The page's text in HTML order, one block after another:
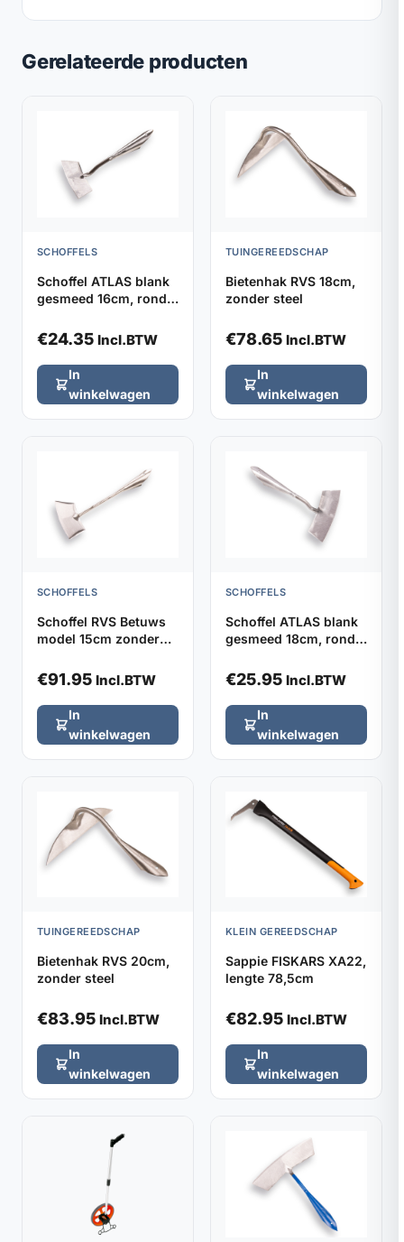
Gerelateerde producten
SCHOFFELS
Schoffel ATLAS blank
gesmeed 16cm, rond
€24.35 Incl.BTW
In
winkelwagen
TUINGEREEDSCHAP
Bietenhak RVS 18cm,
zonder steel
€78.65 Incl.BTW
In
winkelwagen
SCHOFFELS
Schoffel RVS Betuws
model 15cm zonder
€91.95 Incl.BTW
In
winkelwagen
SCHOFFELS
Schoffel ATLAS blank
gesmeed 18cm, rond
€25.95 Incl.BTW
In
winkelwagen
TUINGEREEDSCHAP
Bietenhak RVS 20cm,
zonder steel
€83.95 Incl.BTW
In
winkelwagen
KLEIN GEREEDSCHAP
Sappie FISKARS XA22,
lengte 78,5cm
€82.95 Incl.BTW
In
winkelwagen